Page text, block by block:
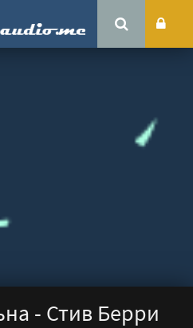
- Стив Берри